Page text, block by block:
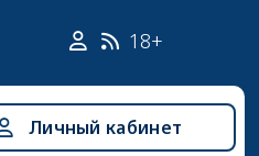
18+
Личный кабинет